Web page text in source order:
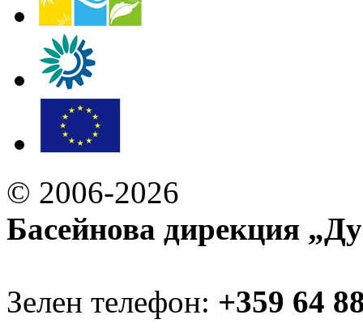
© 2006-2026
Басейнова дирекция
Зелен телефон: +359 64